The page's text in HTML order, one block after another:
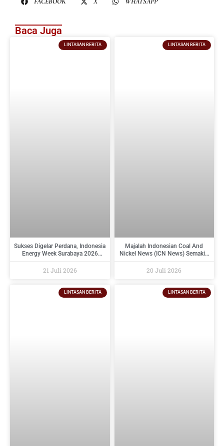
Baca Juga
LINTASAN BERITA
Sukses Digelar Perdana, Indonesia
Energy Week Surabaya 2026
Indonesia Timur dan Siap Kembali
21 Juli 2026
LINTASAN BERITA
Majalah Indonesian Coal And
Nickel News (ICN News) Semakin
Dan Industri Pendukungnya
20 Juli 2026
LINTASAN BERITA LINTASAN BERITA